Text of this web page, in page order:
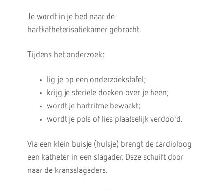
Je wordt in je bed naar de
hartkatheterisatiekamer gebracht.
Tijdens het onderzoek:
lig je op een onderzoekstafel;
krijg je steriele doeken over je heen;
wordt je hartritme bewaakt;
wordt je pols of lies plaatselijk verdoofd.
Via een klein buisje (hulsje) brengt de cardioloog
een katheter in een slagader. Deze schuift door
naar de kransslagaders.